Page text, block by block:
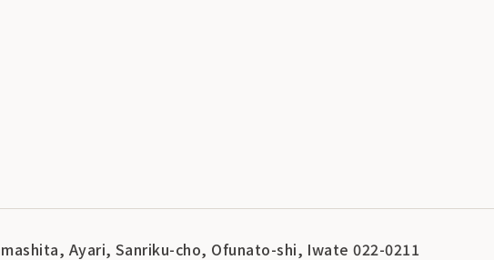
Ayari, Sanriku-cho, Ofunato-shi, Iwate 022-0211